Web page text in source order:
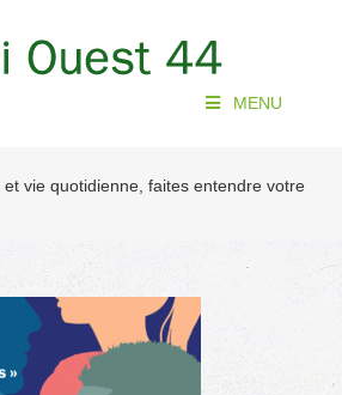
MENU
vie quotidienne, faites entendre votre